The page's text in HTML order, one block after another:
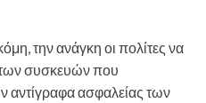
την ανάγκη οι πολίτες να
συσκευών που
αντίγραφα ασφαλείας των